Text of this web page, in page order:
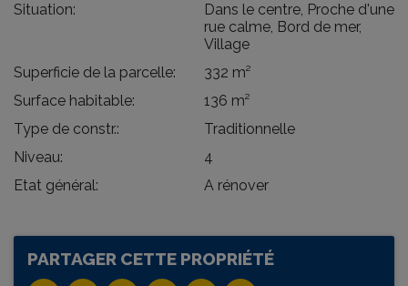
Situation:
Dans le centre, Proche d'une
rue calme, Bord de mer,
Village
Superficie de la parcelle:
332 m²
Surface habitable:
136 m²
Type de constr.:
Traditionnelle
Niveau:
4
Etat général:
A rénover
PARTAGER CETTE PROPRIÉTÉ